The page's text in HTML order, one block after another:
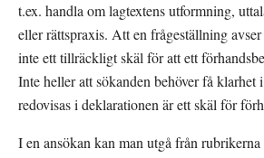
t.ex. handla om lagtextens utformning,
eller rättspraxis. Att en frågeställning
inte ett tillräckligt skäl för att ett
Inte heller att sökanden behöver få klarhet
redovisas i deklarationen är ett skäl för
I en ansökan kan man utgå från rubrikerna